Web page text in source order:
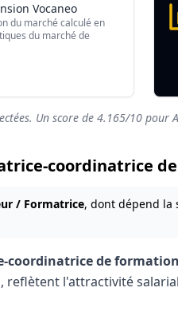
Vocaneo
du marché calculé en
du marché de
Un score de 4.165/10 pour
coordinatrice
/ Formatrice, dont dépend la
coordinatrice de formation
reflètent l'attractivité